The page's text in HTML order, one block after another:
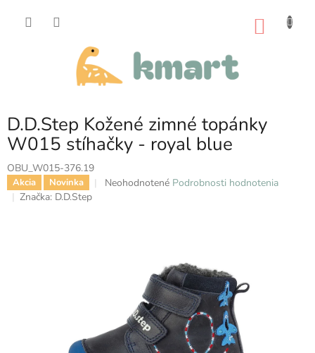
D.D.Step Kožené zimné topánky
W015 stíhačky - royal blue
OBU_W015-376.19
Akcia Novinka
Priemerné
hviezdičiek.
Neohodnotené Podrobnosti hodnotenia
Značka: D.D.Step